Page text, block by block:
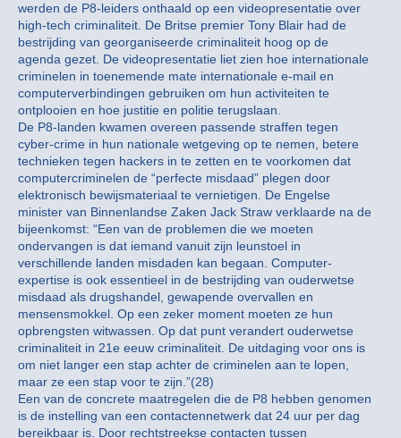
werden de P8-leiders onthaald op een videopresentatie over
high-tech criminaliteit. De Britse premier Tony Blair had de
bestrijding van georganiseerde criminaliteit hoog op de
agenda gezet. De videopresentatie liet zien hoe internationale
criminelen in toenemende mate internationale e-mail en
computerverbindingen gebruiken om hun activiteiten te
ontplooien en hoe justitie en politie terugslaan.
De P8-landen kwamen overeen passende straffen tegen
cyber-crime in hun nationale wetgeving op te nemen, betere
technieken tegen hackers in te zetten en te voorkomen dat
computercriminelen de “perfecte misdaad” plegen door
elektronisch bewijsmateriaal te vernietigen. De Engelse
minister van Binnenlandse Zaken Jack Straw verklaarde na de
bijeenkomst: “Een van de problemen die we moeten
ondervangen is dat iemand vanuit zijn leunstoel in
verschillende landen misdaden kan begaan. Computer-
expertise is ook essentieel in de bestrijding van ouderwetse
misdaad als drugshandel, gewapende overvallen en
mensensmokkel. Op een zeker moment moeten ze hun
opbrengsten witwassen. Op dat punt verandert ouderwetse
criminaliteit in 21e eeuw criminaliteit. De uitdaging voor ons is
om niet langer een stap achter de criminelen aan te lopen,
maar ze een stap voor te zijn.”(28)
Een van de concrete maatregelen die de P8 hebben genomen
is de instelling van een contactennetwerk dat 24 uur per dag
bereikbaar is. Door rechtstreekse contacten tussen